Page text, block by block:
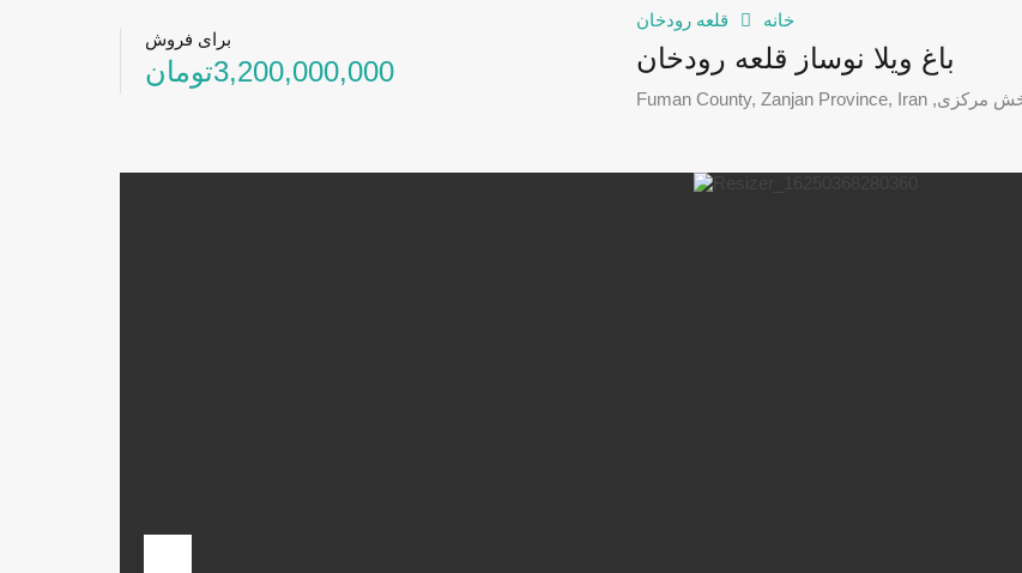
خانه قلعه رودخان
باغ ویلا نوساز قلعه رودخان
برای فروش
3,200,000,000تومان